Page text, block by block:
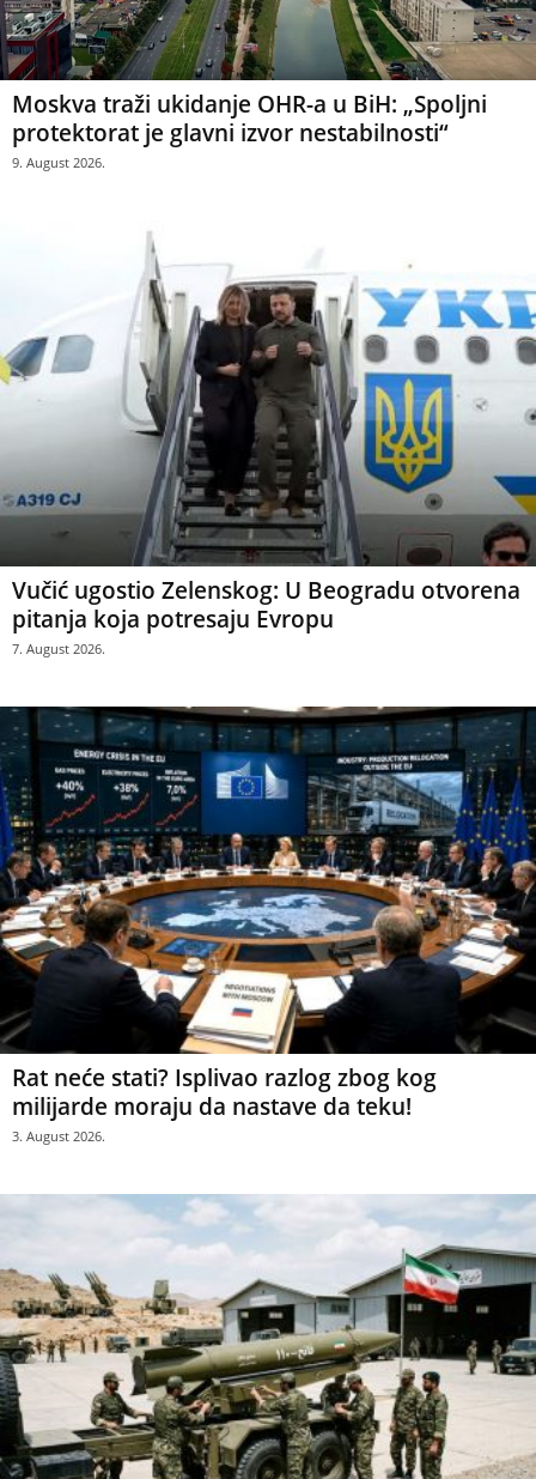
Moskva traži ukidanje OHR-a u BiH: „Spoljni
protektorat je glavni izvor nestabilnosti“
9. August 2026.
Vučić ugostio Zelenskog: U Beogradu otvorena
pitanja koja potresaju Evropu
7. August 2026.
Rat neće stati? Isplivao razlog zbog kog
milijarde moraju da nastave da teku!
3. August 2026.